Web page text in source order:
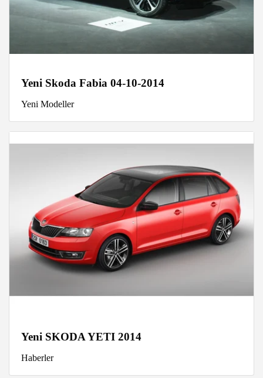
Yeni Skoda Fabia 04-10-2014
Yeni Modeller
Yeni SKODA YETI 2014
Haberler